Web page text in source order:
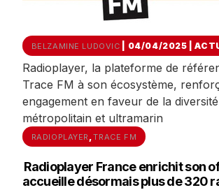
BELZAMINE LUDOVIC | 04/04/2025 |
Radioplayer, la plateforme de
Trace FM à son écosystème,
engagement en faveur de la
métropolitain et ultramarin
RADIOPLAYER ,TRACE FM
Radioplayer France enrichit son
accueille désormais plus de 320